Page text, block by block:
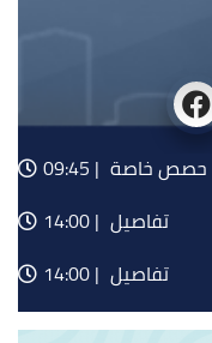
09:45 | حصص خاصة
14:00 | تفاصيل
14:00 | تفاصيل